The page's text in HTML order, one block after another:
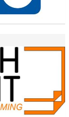
specificità"